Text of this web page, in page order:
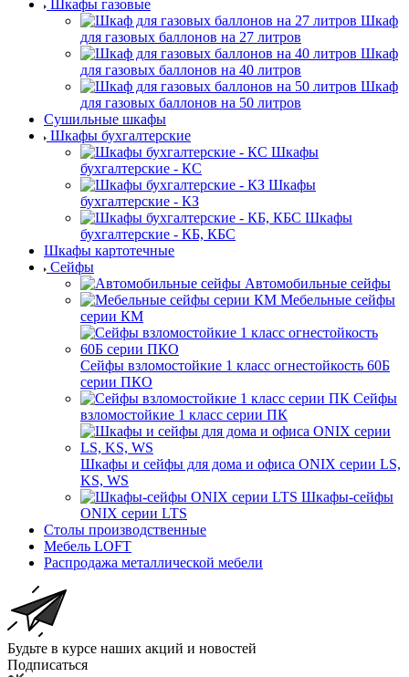
Шкафы газовые
Шкаф
для газовых баллонов на 27 литров
Шкаф
для газовых баллонов на 40 литров
Шкаф
для газовых баллонов на 50 литров
Сушильные шкафы
Шкафы бухгалтерские
Шкафы
бухгалтерские - КС
Шкафы
бухгалтерские - КЗ
Шкафы
бухгалтерские - КБ, КБС
Шкафы картотечные
Сейфы
Автомобильные сейфы
Мебельные сейфы
серии КМ
Сейфы взломостойкие 1 класс огнестойкость 60Б
серии ПКО
Сейфы
взломостойкие 1 класс серии ПК
Шкафы и сейфы для дома и офиса ONIX серии LS,
KS, WS
Шкафы-сейфы
ONIX серии LTS
Столы производственные
Мебель LOFT
Распродажа металлической мебели
Будьте в курсе наших акций и новостей
Подписаться